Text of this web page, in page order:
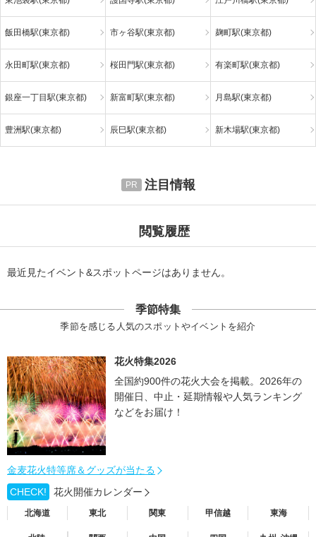
飯田橋駅(東京都) 市ヶ谷駅(東京都) 麹町駅(東京都)
永田町駅(東京都) 桜田門駅(東京都) 有楽町駅(東京都)
銀座一丁目駅(東京都) 新富町駅(東京都) 月島駅(東京都)
豊洲駅(東京都) 辰巳駅(東京都) 新木場駅(東京都)
注目情報
閲覧履歴
最近見たイベント&スポットページはありません。
季節特集
季節を感じる人気のスポットやイベントを紹介
花火特集2026
全国約900件の花火大会を掲載。2026年の
開催日、中止・延期情報や人気ランキング
などをお届け！
金麦花火特等席＆グッズが当たる
CHECK!
花火開催カレンダー
北海道 東北 関東 甲信越 東海